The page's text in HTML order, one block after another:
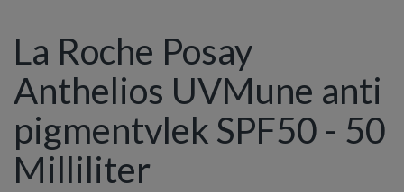
La Roche Posay
Anthelios UVMune anti
pigmentvlek SPF50 - 50
Milliliter